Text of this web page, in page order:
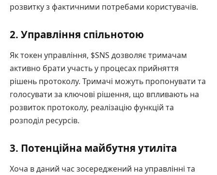
розвитку з фактичними потребами користувачів.
2. Управління спільнотою
Як токен управління, $SNS дозволяє тримачам
активно брати участь у процесах прийняття
рішень протоколу. Тримачі можуть пропонувати та
голосувати за ключові рішення, що впливають на
розвиток протоколу, реалізацію функцій та
розподіл ресурсів.
3. Потенційна майбутня утиліта
Хоча в даний час зосереджений на управлінні та